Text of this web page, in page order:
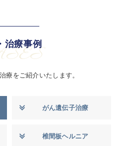
治療事例
療をご紹介いたします。
がん遺伝子治療
椎間板ヘルニア